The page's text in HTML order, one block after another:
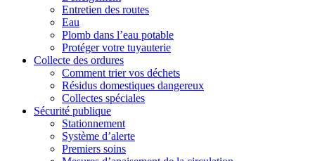
Entretien des routes
Eau
Plomb dans l’eau potable
Protéger votre tuyauterie
Collecte des ordures
Comment trier vos déchets
Résidus domestiques dangereux
Collectes spéciales
Sécurité publique
Stationnement
Système d’alerte
Premiers soins